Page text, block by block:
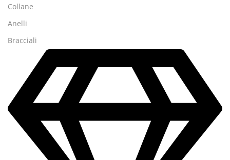
Collane
Anelli
Bracciali